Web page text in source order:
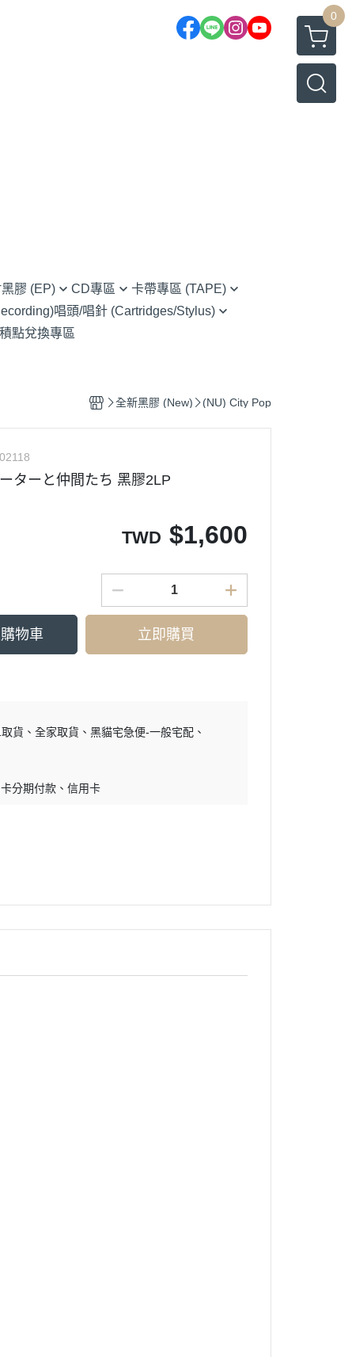
0
膠 (EP)
放克＆靈魂
嘻哈
J-Pop
流行
CD專區
(CD) Electronic 電子樂
(CD) Funk, Soul 放克＆靈魂
(CD) J-Pop 日本流行
(CD) Jazz 爵士
卡帶專區 (TAPE)
唱頭/唱針 (Cartridges/Stylus)
鐵三角 audio - technica
點兌換專區
全新黑膠 (New) (NU) City Pop
ターと仲間たち 黑膠2LP
TWD $1,600
物車 立即購買
貨 全家取貨
黑貓宅急便-一般宅配
分期付款 信用卡